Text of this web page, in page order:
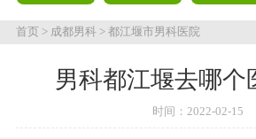
首页> 成都男科> 都江堰市男科医院
男科都江堰去哪个
时间：2022-02-15